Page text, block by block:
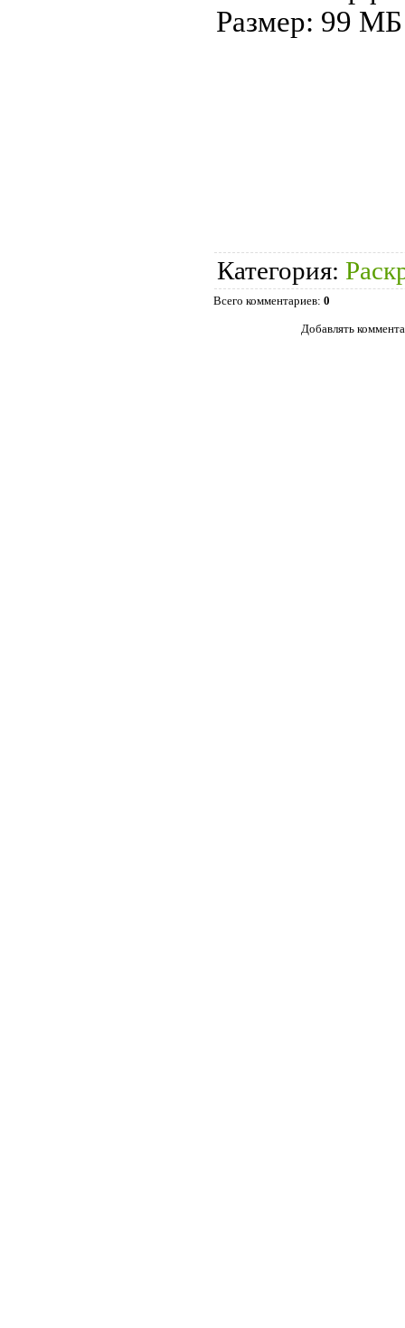
Размер: 99 МБ
Категория:
Всего комментариев: 0
Добавлять